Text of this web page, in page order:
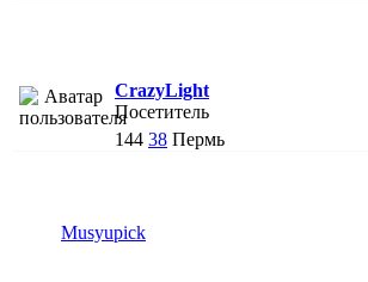
CrazyLight
Посетитель
144 38 Пермь
Musyupick